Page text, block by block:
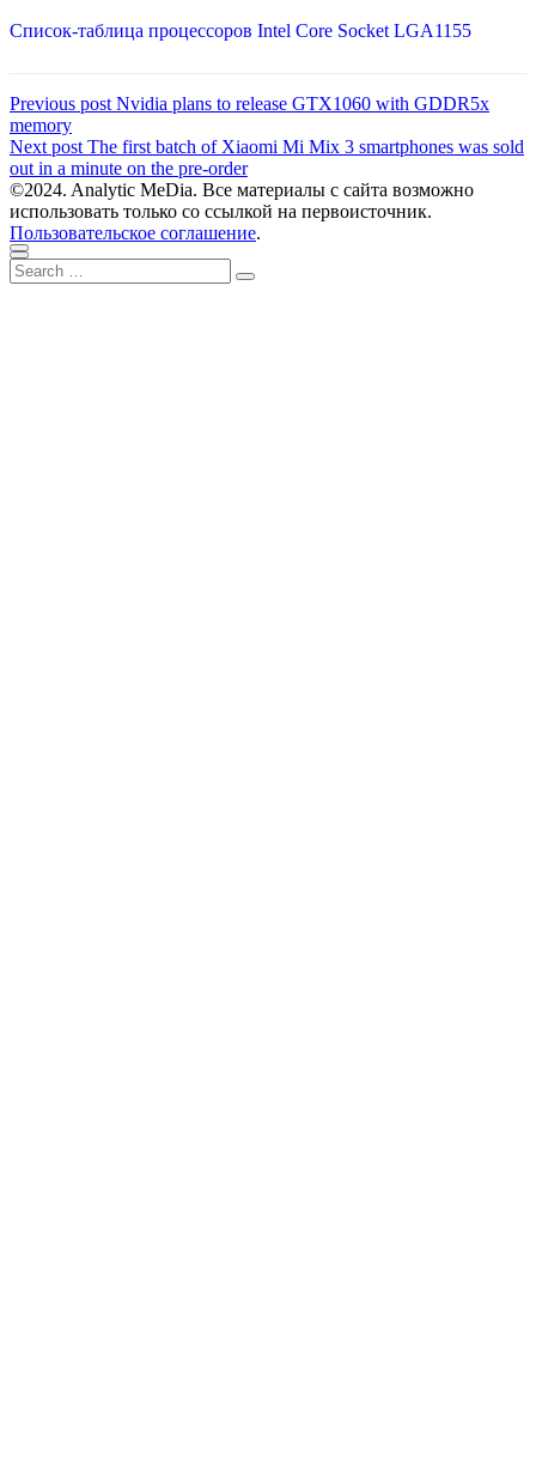
Список-таблица процессоров Intel Core Socket LGA1155
Навигация
по
записям
Previous post Previous
Nvidia plans to release GTX1060 with GDDR5x
memory
Next post Next
post:
The first batch of Xiaomi Mi Mix 3 smartphones was sold
out in a minute on the pre-order
©2024. Analytic MeDia. Все материалы с сайта возможно
использовать только со ссылкой на первоисточник.
Пользовательское соглашение.
Scroll
to
Close
Search
for:
Search